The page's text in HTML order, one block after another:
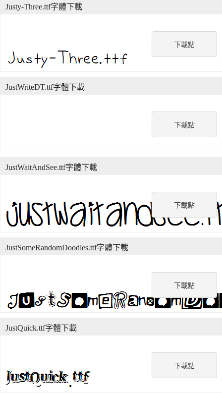
下載點
Justy-Three.ttf字體下載
下載點
JustWriteDT.ttf字體下載
下載點
JustWaitAndSee.ttf字體下載
下載點
JustSomeRandomDoodles.ttf字體下載
下載點
JustQuick.ttf字體下載